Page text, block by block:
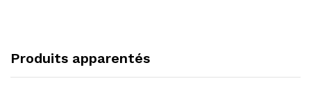
Produits apparentés